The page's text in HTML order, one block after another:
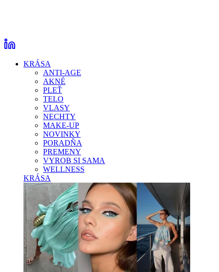
KRÁSA
ANTI-AGE
AKNÉ
PLEŤ
TELO
VLASY
NECHTY
MAKE-UP
NOVINKY
PORADŇA
PREMENY
VYROB SI SAMA
WELLNESS
KRÁSA